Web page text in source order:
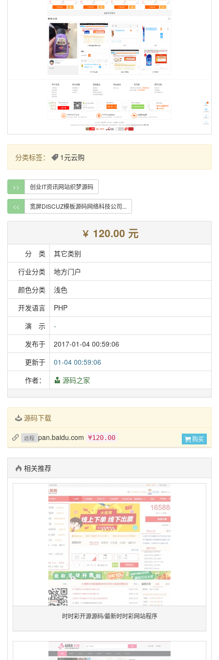
分类标签： 1元云购
>> 创业IT资讯网站织梦源码
<< 宽屏DISCUZ模板源码网络科技公司...
￥ 120.00 元
分 类
其它类别
行业分类
地方门户
颜色分类
浅色
开发语言
PHP
演 示
-
发布于
2017-01-04 00:59:06
更新于
01-04 00:59:06
作者：
源码之家
源码下载
购买
远程 pan.baidu.com ¥120.00
相关推荐
时时彩开源源码/最新时时彩网站程序